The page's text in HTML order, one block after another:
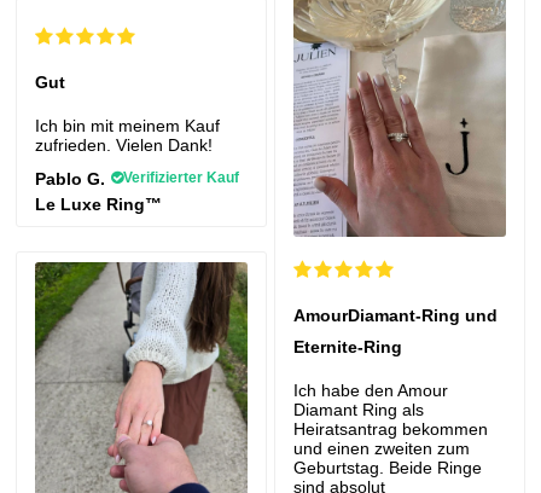
AmourDiamant-Ring und
Eternite-Ring
Ich habe den Amour
Diamant Ring als
Heiratsantrag bekommen
und einen zweiten zum
Geburtstag. Beide Ringe
sind absolut
Gut
Ich bin mit meinem Kauf
zufrieden. Vielen Dank!
Pablo G.
Verifizierter Kauf
Le Luxe Ring™